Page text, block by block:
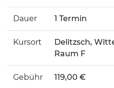
Dauer 1 Termin
Kursort
Delitzsch,
Raum F
Gebühr 119,00 €